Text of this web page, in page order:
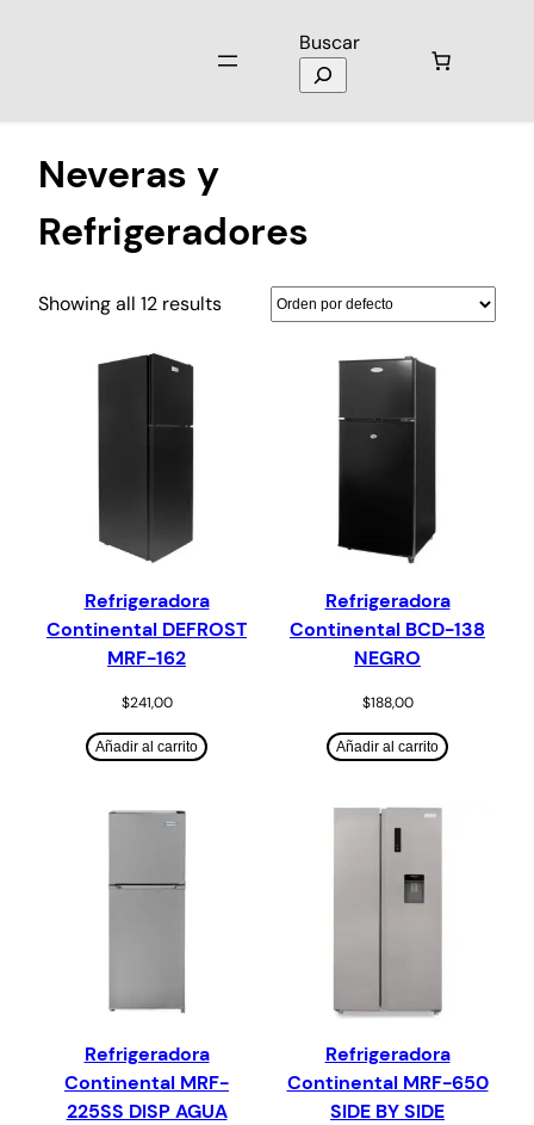
Buscar
Neveras y
Refrigeradores
Showing all 12 results
Refrigeradora
Continental DEFROST
MRF-162
$241,00
Añadir al carrito
Refrigeradora
Continental BCD-138
NEGRO
$188,00
Añadir al carrito
Refrigeradora
Continental MRF-
225SS DISP AGUA
Refrigeradora
Continental MRF-650
SIDE BY SIDE